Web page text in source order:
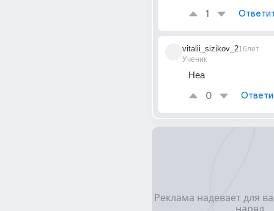
1
vitalii_sizikov_2
Ученик
16лет
Неа
0